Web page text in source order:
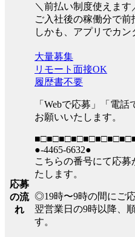
＼前払い制度使えます
ご入社後の稼働分で前
しかも、アプリでカ
応募
の流
れ
大量募集
リモート面接OK
履歴書不要
「Webで応募」「電
お願いいたします。
●-4465-6632●
こちらの番号にて応
たします。
◎19時〜9時の間にご
翌営業日の9時以降、
す。